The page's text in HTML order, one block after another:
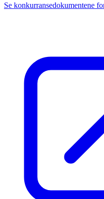
Se konkurransedokumentene